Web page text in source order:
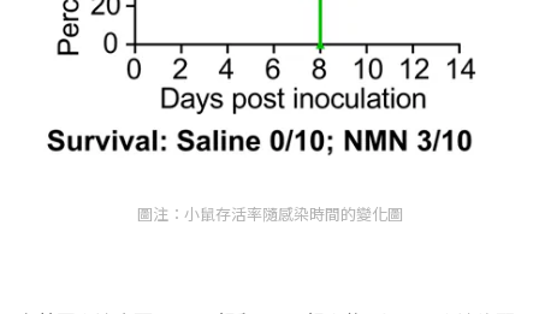
圖注：小鼠存活率隨感染時間的變化圖